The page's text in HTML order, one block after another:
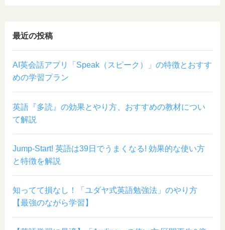
最近の投稿
AI英会話アプリ「Speak（スピーク）」の特徴とおすす
めの学習プラン
英語『多読』の効果とやり方、おすすめの教材につい
て解説
Jump-Start! 英語は39日でうまくなる! 効果的な使い方
と特徴を解説
知ってて損なし！「ユダヤ式英語勉強法」のやり方
【最強のながら学習】